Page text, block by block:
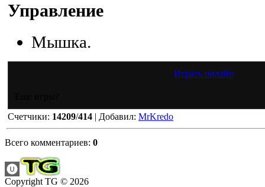
Управление
Мышка.
Играть онлайн
Счетчики: 14209/414 | Добавил: MrKredo
Всего комментариев: 0
Copyright TG © 2026